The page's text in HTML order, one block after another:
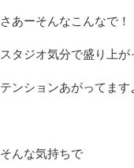
さあーそんなこんなで！
スタジオ気分で盛り上
テンションあがってます
そんな気持ちで